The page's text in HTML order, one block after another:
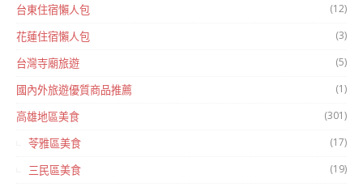
台東住宿懶人包 (12)
花蓮住宿懶人包 (3)
台灣寺廟旅遊 (5)
國內外旅遊優質商品推薦 (1)
高雄地區美食 (301)
苓雅區美食 (17)
三民區美食 (19)